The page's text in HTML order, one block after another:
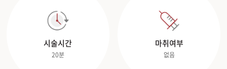
시술시간
20분
마취여부
없음